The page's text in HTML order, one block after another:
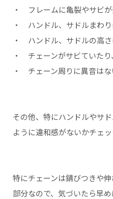
・ フレームに亀裂やサビ
・ ハンドル、サドルまわ
・ ハンドル、サドルの高
・ チェーンがサビていた
・ チェーン周りに異音は
その他、特にハンドルやサ
ように違和感がないかチェッ
特にチェーンは錆びつきや
部分なので、気づいたら早